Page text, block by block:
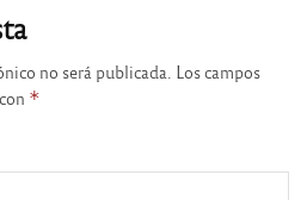
no será publicada. Los campos
*